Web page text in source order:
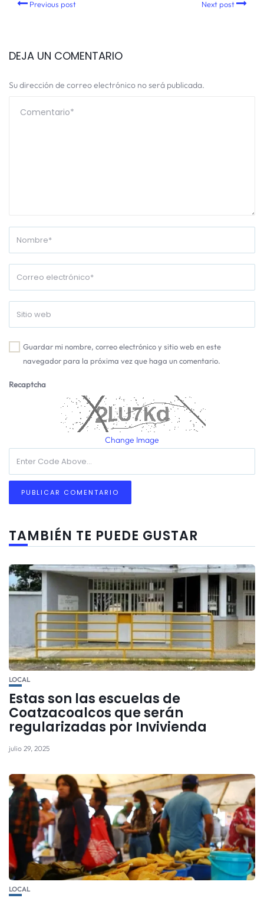
Previous post Next post
DEJA UN COMENTARIO
Su dirección de correo electrónico no será publicada.
Guardar mi nombre, correo electrónico y sitio web en este
navegador para la próxima vez que haga un comentario.
Recaptcha
Change Image
TAMBIÉN TE PUEDE GUSTAR
LOCAL
Estas son las escuelas de
Coatzacoalcos que serán
regularizadas por Invivienda
julio 29, 2025
LOCAL